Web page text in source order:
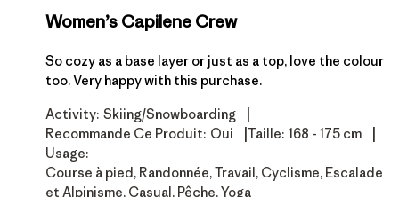
Women’s Capilene Crew
So cozy as a base layer or just as a top, love the colour
too. Very happy with this purchase.
Activity: Skiing/Snowboarding
Recommande Ce Produit: Oui Taille: 168 - 175 cm
Usage:
Course à pied, Randonnée, Travail, Cyclisme, Escalade
et Alpinisme, Casual, Pêche, Yoga